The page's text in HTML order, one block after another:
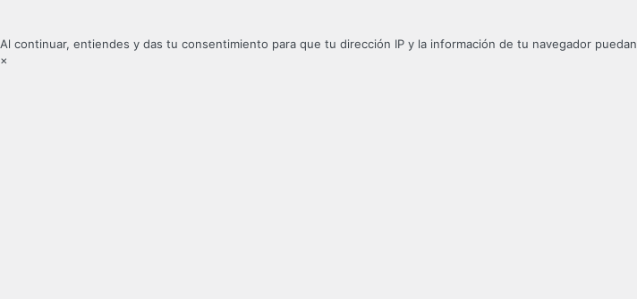
Al continuar, entiendes y das tu consentimiento para que tu dirección IP y la información de tu navegador
×